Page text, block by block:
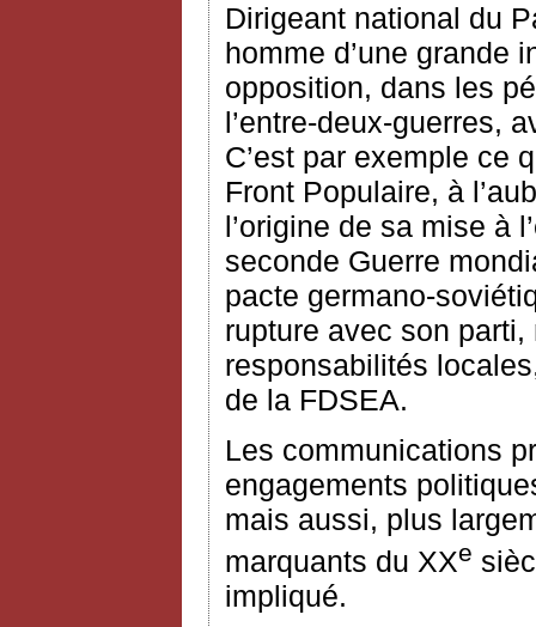
Dirigeant national du
homme d’une grande
opposition, dans les
l’entre-deux-guerres,
C’est par exemple ce
Front Populaire, à
l’origine de sa mise à
seconde Guerre
pacte germano-
rupture avec son
responsabilités
de la FDSEA.
Les communications
engagements
mais aussi, plus
marquants du XXe
impliqué.